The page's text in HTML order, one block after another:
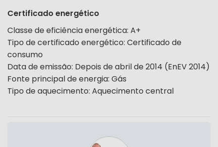
Certificado energético
Classe de eficiência energética: A+
Tipo de certificado energético: Certificado de
consumo
Data de emissão: Depois de abril de 2014 (EnEV 2014)
Fonte principal de energia: Gás
Tipo de aquecimento: Aquecimento central